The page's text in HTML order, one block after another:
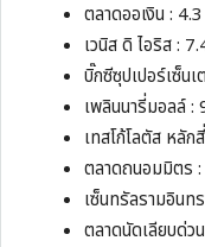
ตลาดออเงิน :
เวนิส ดิ ไอริส :
บิ๊กซีซุปเปอร์เซ็น
เพลินนารี่มอลล์ :
เทสโก้โลตัส หลั
ตลาดถนอมมิตร
เซ็นทรัลรามอินท
ตลาดนัดเลียบด่ว